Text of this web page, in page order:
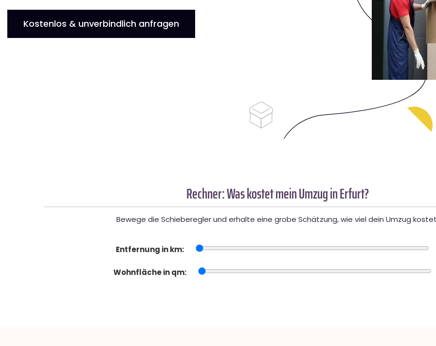
Kostenlos & unverbindlich anfragen
Rechner: Was kostet mein Umzug in Erfurt?
Bewege die Schieberegler und erhalte eine grobe Schätzung, wie viel dein Umzug
Entfernung in km:
Wohnfläche in qm: